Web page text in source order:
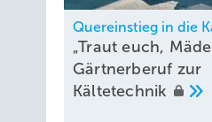
Quereinstieg in die
„Traut euch,
Gärtnerberuf zur
Kältetechnik